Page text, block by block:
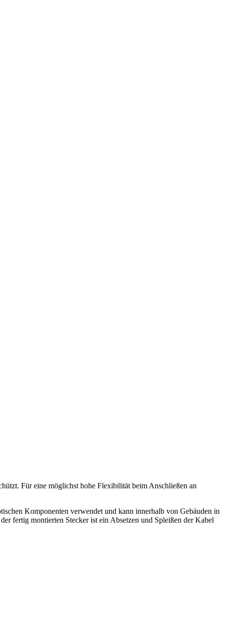
Für eine möglichst hohe Flexibilität beim Anschließen an
Komponenten verwendet und kann innerhalb von Gebäuden in
fertig montierten Stecker ist ein Absetzen und Spleißen der Kabel